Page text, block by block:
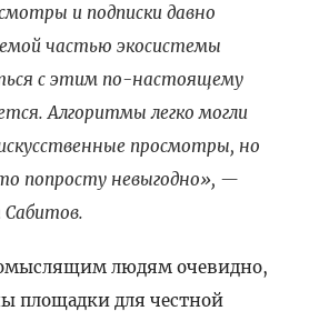
и подписки давно
частью экосистемы
с этим по-настоящему
Алгоритмы легко могли
просмотры, но
попросту невыгодно», —
людям очевидно,
площадки для честной